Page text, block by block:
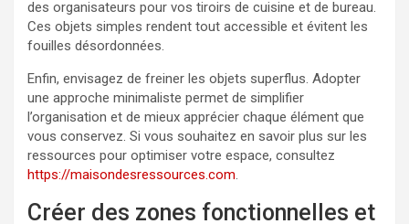
des organisateurs pour vos tiroirs de cuisine et de bureau.
Ces objets simples rendent tout accessible et évitent les
fouilles désordonnées.
Enfin, envisagez de freiner les objets superflus. Adopter
une approche minimaliste permet de simplifier
l’organisation et de mieux apprécier chaque élément que
vous conservez. Si vous souhaitez en savoir plus sur les
ressources pour optimiser votre espace, consultez
https://maisondesressources.com.
Créer des zones fonctionnelles et